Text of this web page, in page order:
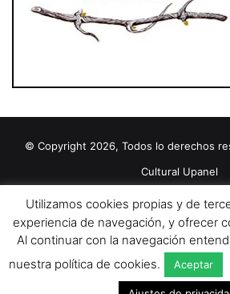
© Copyright 2026, Todos lo derechos
Cultural Upanel
Política de cookies Política de
Contacto
Publicidad
Facebook
X
Utilizamos cookies propias y de
experiencia de navegación, y ofrecer
Al continuar con la navegación
nuestra política de cookies.
Aceptar